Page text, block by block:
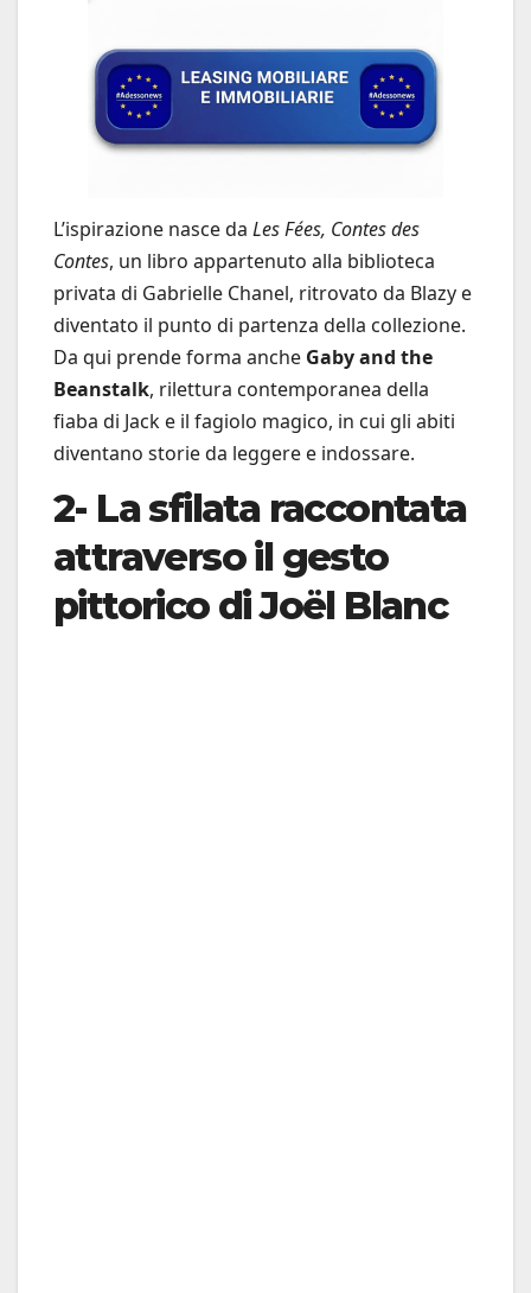
L’ispirazione nasce da Les Fées, Contes des
Contes, un libro appartenuto alla biblioteca
privata di Gabrielle Chanel, ritrovato da Blazy e
diventato il punto di partenza della collezione.
Da qui prende forma anche Gaby and the
Beanstalk, rilettura contemporanea della
fiaba di Jack e il fagiolo magico, in cui gli abiti
diventano storie da leggere e indossare.
2- La sfilata raccontata
attraverso il gesto
pittorico di Joël Blanc